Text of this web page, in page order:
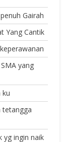
Gairah
Yang Cantik
yang
ku
tetangga
yg ingin naik